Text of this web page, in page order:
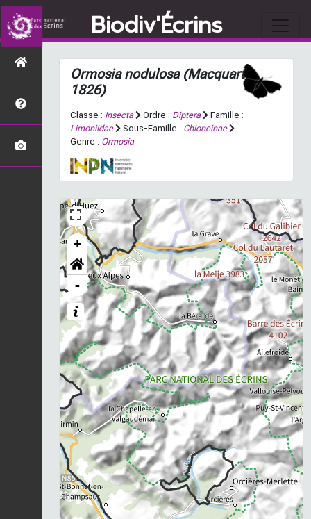
Biodiv'Écrins
Ormosia nodulosa(Macquart,
1826)
Classe : Insecta Ordre : Diptera
Famille :
Limoniidae
Sous-Famille : Chioneinae
Genre : Ormosia
+
-